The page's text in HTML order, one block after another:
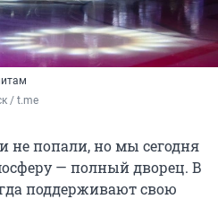
/ t.me
не попали, но мы сегодня
— полный дворец. В
поддерживают свою